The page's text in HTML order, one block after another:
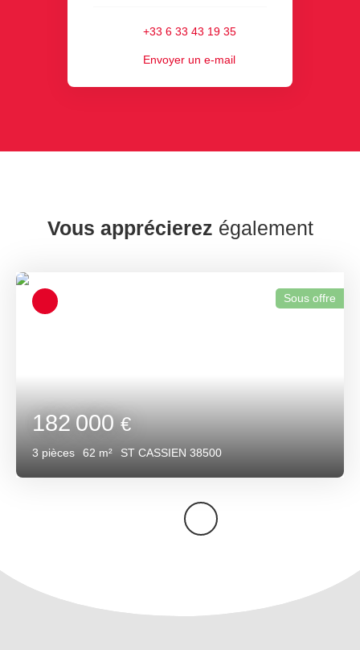
+33 6 33 43 19 35
Envoyer un e-mail
Vous apprécierez également
182 000€
3 pièces 62 m² ST CASSIEN 38500
Sous offre